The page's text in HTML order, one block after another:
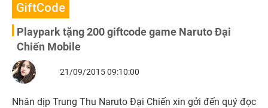
GiftCode
Playpark tặng 200 giftcode game Naruto Đại
Chiến Mobile
21/09/2015 09:10:00
Nhân dịp Trung Thu Naruto Đại Chiến xin gởi đến quý đọc